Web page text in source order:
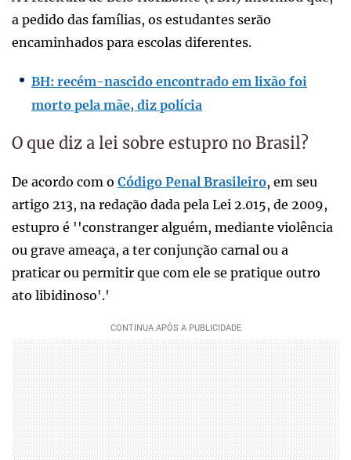
a pedido das famílias, os estudantes serão
encaminhados para escolas diferentes.
BH: recém-nascido encontrado em lixão foi
morto pela mãe, diz polícia
O que diz a lei sobre estupro no Brasil?
De acordo com o Código Penal Brasileiro, em seu
artigo 213, na redação dada pela Lei 2.015, de 2009,
estupro é ''constranger alguém, mediante violência
ou grave ameaça, a ter conjunção carnal ou a
praticar ou permitir que com ele se pratique outro
ato libidinoso'.'